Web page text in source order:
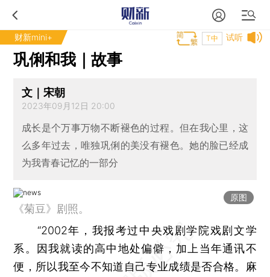
财新mini+ 试听
T中
巩俐和我｜故事
文｜宋朝
2023年09月12日 20:00
成长是个万事万物不断褪色的过程。但在我心里，这
么多年过去，唯独巩俐的美没有褪色。她的脸已经成
为我青春记忆的一部分
原图
《菊豆》剧照。
“2002年，我报考过中央戏剧学院戏剧文学
系。因我就读的高中地处偏僻，加上当年通讯不
便，所以我至今不知道自己专业成绩是否合格。麻